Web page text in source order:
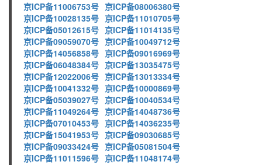
京ICP备11006753号 京ICP备08006380号
京ICP备10028135号 京ICP备11010705号
京ICP备05012615号 京ICP备11014135号
京ICP备09059070号 京ICP备10049712号
京ICP备14056858号 京ICP备09016969号
京ICP备06048384号 京ICP备13035475号
京ICP备12022006号 京ICP备13013334号
京ICP备10041332号 京ICP备10000869号
京ICP备05039027号 京ICP备10040534号
京ICP备11049264号 京ICP备14048736号
京ICP备07010453号 京ICP备14036235号
京ICP备15041953号 京ICP备09030685号
京ICP备09033424号 京ICP备05081504号
京ICP备11011596号 京ICP备11048174号